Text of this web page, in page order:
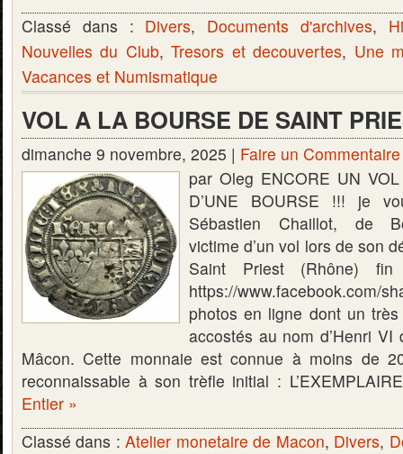
Classé dans : Divers, Documents d'archives,
Nouvelles du Club,Tresors et decouvertes, Une
Vacances et Numismatique
VOL A LA BOURSE DE SAINT
dimanche 9 novembre, 2025 | Faire un Commentaire
par Oleg ENCORE UN
D’UNE BOURSE !!! je
Sébastien Chaillot, de
victime d’un vol lors de son
Saint Priest (Rhône)
https://www.facebook.com/
photos en ligne dont un
accostés au nom d’Henri VI
Mâcon. Cette monnaie est connue à moins de
reconnaissable à son trèfle initial :
Entier »
Classé dans :Atelier monetaire de Macon, Divers,